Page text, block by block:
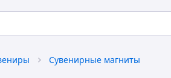
Сувенирные магниты